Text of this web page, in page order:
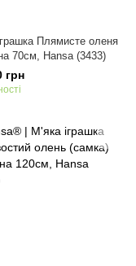
Плямисте оленя
70см, Hansa (3433)
грн